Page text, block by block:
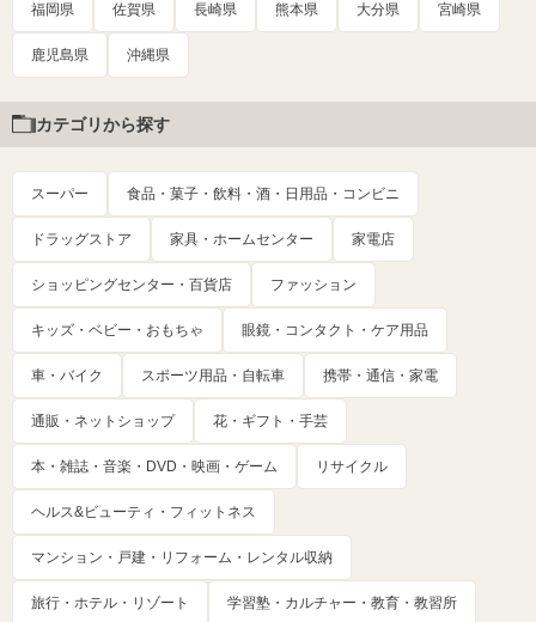
福岡県 佐賀県 長崎県 熊本県 大分県 宮崎県
鹿児島県 沖縄県
カテゴリから探す
スーパー 食品・菓子・飲料・酒・日用品・コンビニ
ドラッグストア 家具・ホームセンター 家電店
ショッピングセンター・百貨店 ファッション
キッズ・ベビー・おもちゃ 眼鏡・コンタクト・ケア用品
車・バイク スポーツ用品・自転車 携帯・通信・家電
通販・ネットショップ 花・ギフト・手芸
本・雑誌・音楽・DVD・映画・ゲーム リサイクル
ヘルス&ビューティ・フィットネス
マンション・戸建・リフォーム・レンタル収納
旅行・ホテル・リゾート 学習塾・カルチャー・教育・教習所